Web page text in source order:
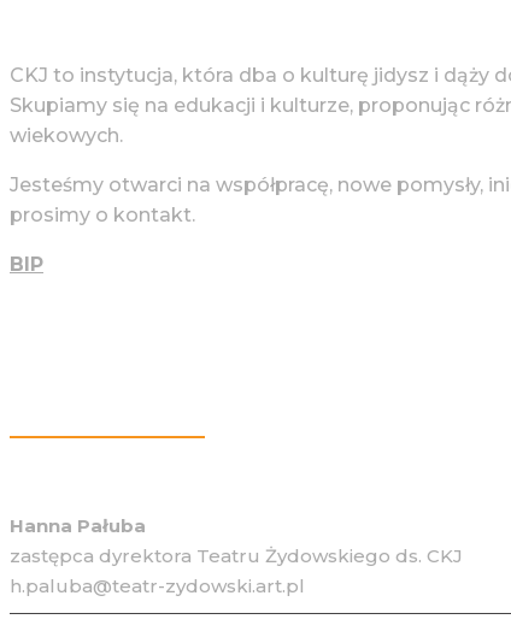
CKJ to instytucja, która dba o kulturę jidysz i dąży
Skupiamy się na edukacji i kulturze, proponując
wiekowych.
Jesteśmy otwarci na współpracę, nowe pomysły,
prosimy o kontakt.
BIP
Hanna Pałuba
zastępca dyrektora Teatru Żydowskiego ds. CKJ
h.paluba@teatr-zydowski.art.pl